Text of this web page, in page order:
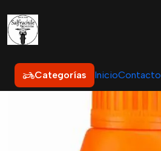
Categorías InicioContacto